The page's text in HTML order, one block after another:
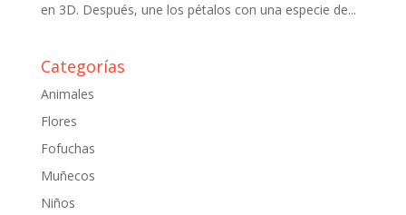
en 3D. Después, une los pétalos con una especie de...
Categorías
Animales
Flores
Fofuchas
Muñecos
Niños